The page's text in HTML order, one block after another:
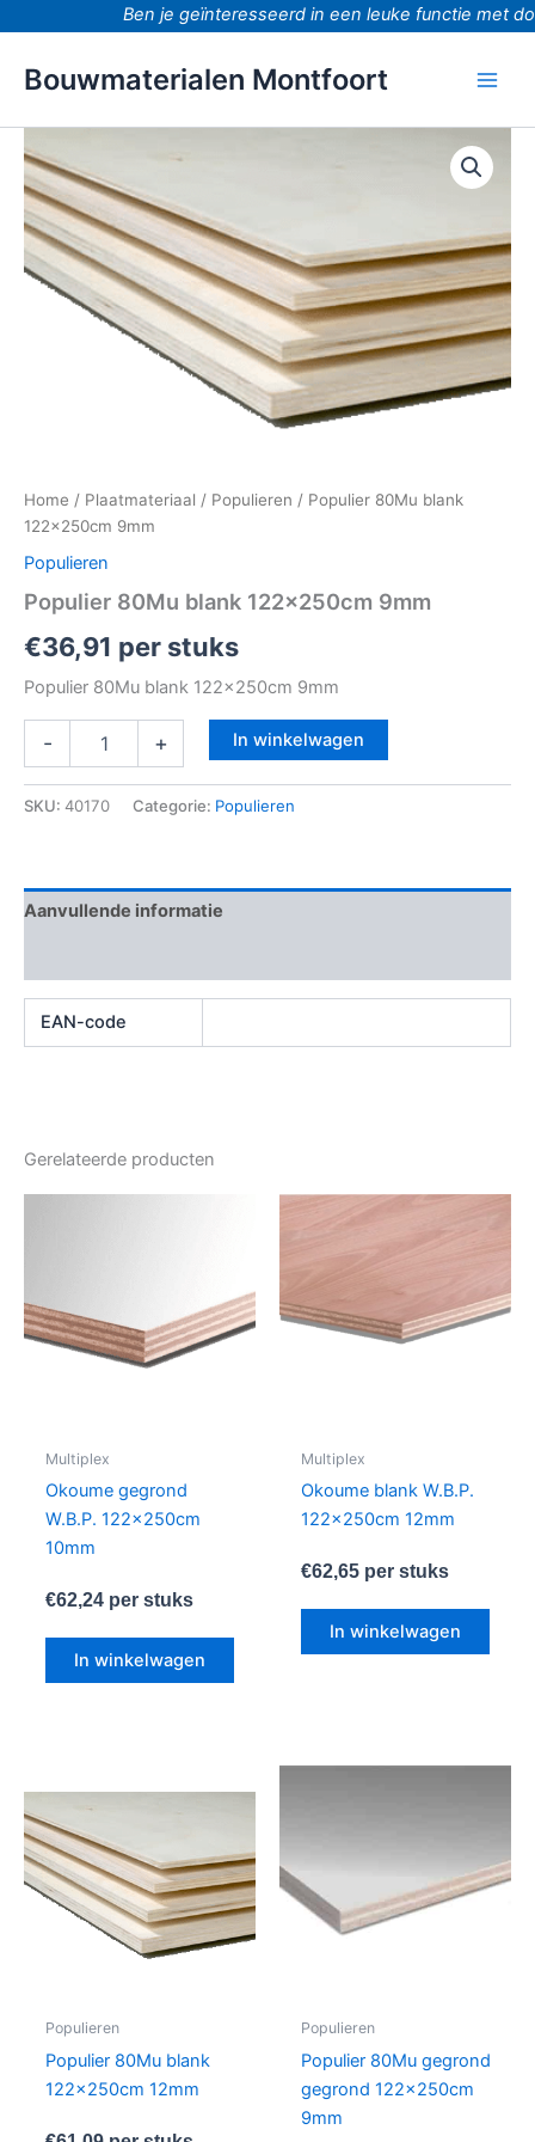
Ben je geïnteresseerd in een leuke functie met
Bouwmaterialen Montfoort
Home / Plaatmateriaal / Populieren / Populier 80Mu blank
122x250cm 9mm
Populieren
Populier 80Mu blank 122x250cm 9mm
€36,91 per stuks
Populier 80Mu blank 122x250cm 9mm
-
80Mu
blank
122x250cm
9mm
aantal
+ In winkelwagen
SKU: 40170 Categorie: Populieren
Aanvullende informatie
EAN-code
Gerelateerde producten
Multiplex
Okoume gegrond
W.B.P. 122x250cm
10mm
€62,24per stuks
In winkelwagen
Multiplex
Okoume blank W.B.P.
122x250cm 12mm
€62,65per stuks
In winkelwagen
Populieren
Populier 80Mu blank
122x250cm 12mm
Populieren
Populier 80Mu gegrond
gegrond 122x250cm
9mm